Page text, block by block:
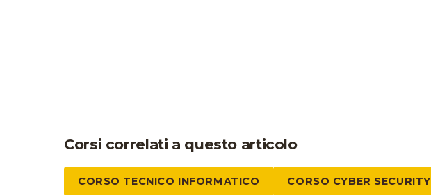
Corsi correlati a questo articolo
CORSO TECNICO INFORMATICO CORSO CYBER SECURITY